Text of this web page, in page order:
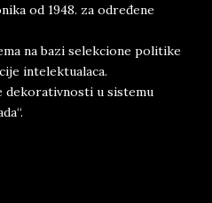
od 1948. za određene
na bazi selekcione politike
intelektualaca.
dekorativnosti u sistemu